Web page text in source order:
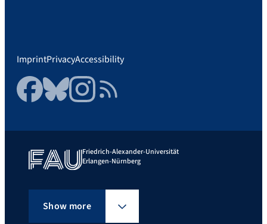
ImprintPrivacyAccessibility
FacebookBlueskyInstagramRSS Feed
Friedrich-Alexander-Universität
Erlangen-Nürnberg
Show more